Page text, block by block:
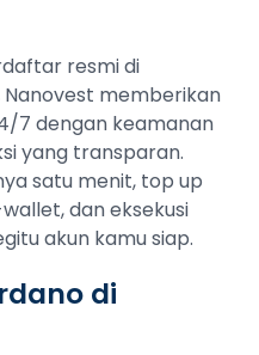
resmi di
Nanovest memberikan
7 dengan keamanan
yang transparan.
satu menit, top up
dan eksekusi
akun kamu siap.
di